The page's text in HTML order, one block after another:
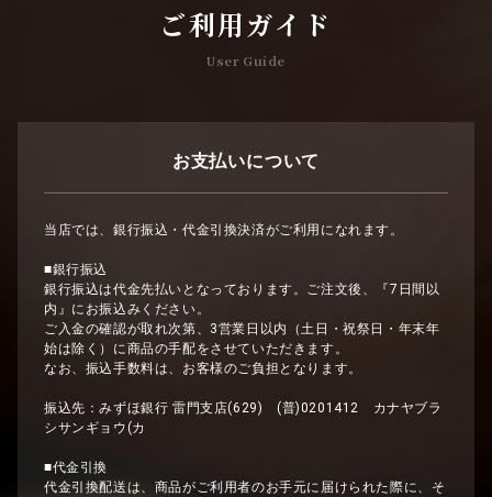
ご利用ガイド
User Guide
お支払いについて
当店では、銀行振込・代金引換決済がご利用になれます。
■銀行振込
銀行振込は代金先払いとなっております。ご注文後、『7日間以
内』にお振込みください。
ご入金の確認が取れ次第、3営業日以内（土日・祝祭日・年末年
始は除く）に商品の手配をさせていただきます。
なお、振込手数料は、お客様のご負担となります。
振込先：みずほ銀行 雷門支店(629) (普)0201412 カナヤブラ
シサンギョウ(カ
■代金引換
代金引換配送は、商品がご利用者のお手元に届けられた際に、そ